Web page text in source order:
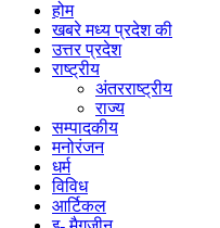
होम
खबरे मध्य प्रदेश की
उत्तर प्रदेश
राष्ट्रीय
अंतरराष्ट्रीय
राज्य
सम्पादकीय
मनोरंजन
धर्म
विविध
आर्टिकल